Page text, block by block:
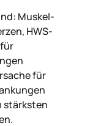
Muskel-
HWS-
für
stärksten